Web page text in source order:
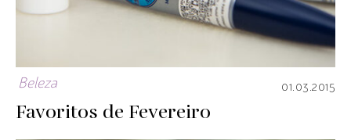
Beleza 01.03.2015
Favoritos de Fevereiro